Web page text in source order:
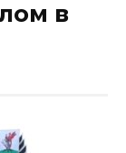
в